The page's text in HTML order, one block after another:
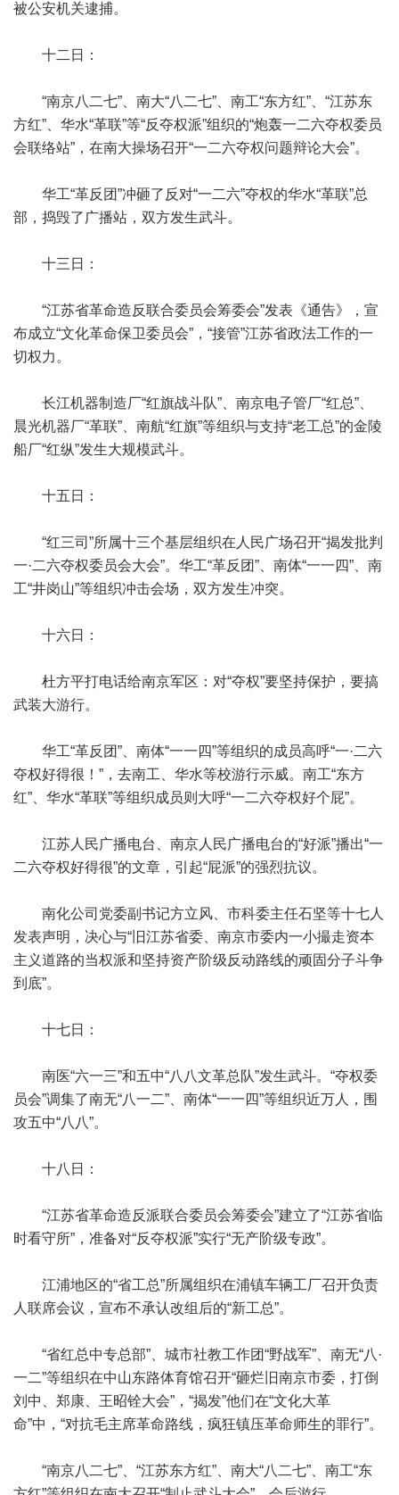
被公安机关逮捕。
十二日：
“南京八二七”、南大“八二七”、南工“东方红”、“江苏东
方红”、华水“革联”等“反夺权派”组织的“炮轰一二六夺权委员
会联络站”，在南大操场召开“一二六夺权问题辩论大会”。
华工“革反团”冲砸了反对“一二六”夺权的华水“革联”总
部，捣毁了广播站，双方发生武斗。
十三日：
“江苏省革命造反联合委员会筹委会”发表《通告》，宣
布成立“文化革命保卫委员会”，“接管”江苏省政法工作的一
切权力。
长江机器制造厂“红旗战斗队”、南京电子管厂“红总”、
晨光机器厂“革联”、南航“红旗”等组织与支持“老工总”的金陵
船厂“红纵”发生大规模武斗。
十五日：
“红三司”所属十三个基层组织在人民广场召开“揭发批判
一·二六夺权委员会大会”。华工“革反团”、南体“一一四”、南
工“井岗山”等组织冲击会场，双方发生冲突。
十六日：
杜方平打电话给南京军区：对“夺权”要坚持保护，要搞
武装大游行。
华工“革反团”、南体“一一四”等组织的成员高呼“一·二六
夺权好得很！”，去南工、华水等校游行示威。南工“东方
红”、华水“革联”等组织成员则大呼“一二六夺权好个屁”。
江苏人民广播电台、南京人民广播电台的“好派”播出“一
二六夺权好得很”的文章，引起“屁派”的强烈抗议。
南化公司党委副书记方立风、市科委主任石坚等十七人
发表声明，决心与“旧江苏省委、南京市委内一小撮走资本
主义道路的当权派和坚持资产阶级反动路线的顽固分子斗争
到底”。
十七日：
南医“六一三”和五中“八八文革总队”发生武斗。“夺权委
员会”调集了南无“八一二”、南体“一一四”等组织近万人，围
攻五中“八八”。
十八日：
“江苏省革命造反派联合委员会筹委会”建立了“江苏省临
时看守所”，准备对“反夺权派”实行“无产阶级专政”。
江浦地区的“省工总”所属组织在浦镇车辆工厂召开负责
人联席会议，宣布不承认改组后的“新工总”。
“省红总中专总部”、城市社教工作团“野战军”、南无“八·
一二”等组织在中山东路体育馆召开“砸烂旧南京市委，打倒
刘中、郑康、王昭铨大会”，“揭发”他们在“文化大革
命”中，“对抗毛主席革命路线，疯狂镇压革命师生的罪行”。
“南京八二七”、“江苏东方红”、南大“八二七”、南工“东